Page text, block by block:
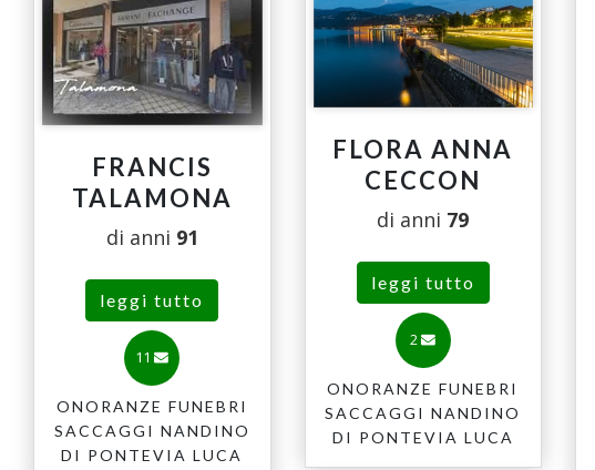
FRANCIS
TALAMONA
di anni 91
leggi tutto
11
ONORANZE FUNEBRI
SACCAGGI NANDINO
DI PONTEVIA LUCA
FLORA ANNA
CECCON
di anni 79
leggi tutto
2
ONORANZE FUNEBRI
SACCAGGI NANDINO
DI PONTEVIA LUCA